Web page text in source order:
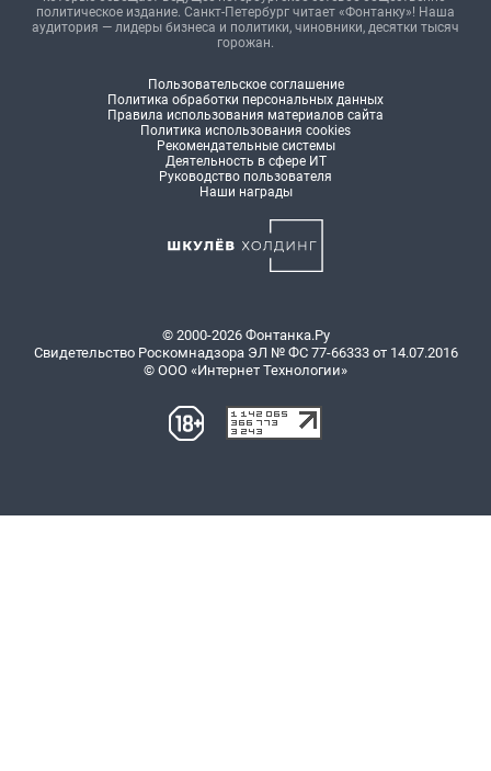
политическое издание. Санкт-Петербург читает «Фонтанку»! Наша
аудитория — лидеры бизнеса и политики, чиновники, десятки тысяч
горожан.
Пользовательское соглашение
Политика обработки персональных данных
Правила использования материалов сайта
Политика использования cookies
Рекомендательные системы
Деятельность в сфере ИТ
Руководство пользователя
Наши награды
© 2000-2026 Фонтанка.Ру
Свидетельство Роскомнадзора ЭЛ № ФС 77-66333 от 14.07.2016
© ООО «Интернет Технологии»